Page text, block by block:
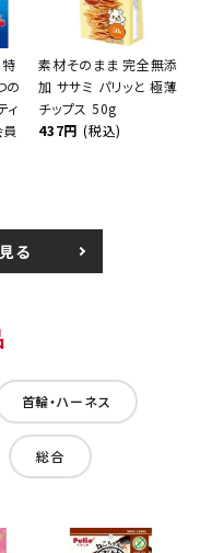
特
の
ィ
員
素材そのまま 完全無添
加 ササミ パリッと 極薄
チップス 50g
437円 (税込)
る
首輪・ハーネス
総合